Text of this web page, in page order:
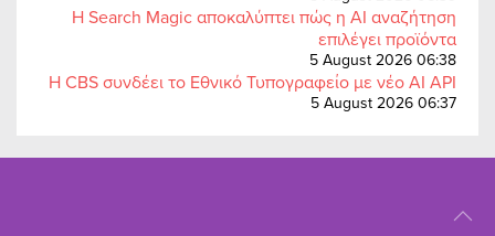
Η Search Magic αποκαλύπτει πώς η AI αναζήτηση
επιλέγει προϊόντα
5 August 2026 06:38
Η CBS συνδέει το Εθνικό Τυπογραφείο με νέο AI API
5 August 2026 06:37